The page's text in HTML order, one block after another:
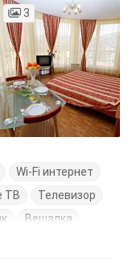
3
Wi-Fi интернет
ТВ
Телевизор
Вешалка